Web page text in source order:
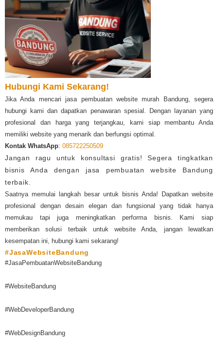
Hubungi Kami Sekarang!
Jika Anda mencari jasa pembuatan website murah Bandung, segera
hubungi kami dan dapatkan penawaran spesial. Dengan layanan yang
profesional dan harga yang terjangkau, kami siap membantu Anda
memiliki website yang menarik dan berfungsi optimal.
Kontak WhatsApp: 085722250509
Jangan ragu untuk konsultasi gratis! Segera tingkatkan
bisnis Anda dengan jasa pembuatan website Bandung
terbaik.
Saatnya memulai langkah besar untuk bisnis Anda! Dapatkan website
profesional dengan desain elegan dan fungsional yang tidak hanya
memukau tapi juga meningkatkan performa bisnis. Kami siap
memberikan solusi terbaik untuk website Anda, jangan lewatkan
kesempatan ini, hubungi kami sekarang!
#JasaWebsiteBandung
#JasaPembuatanWebsiteBandung
#WebsiteBandung
#WebDeveloperBandung
#WebDesignBandung